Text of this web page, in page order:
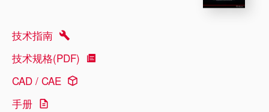
技术指南
技术规格(PDF)
CAD / CAE
手册